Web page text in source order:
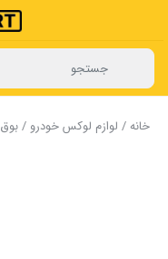
خانه/ لوازم لوکس خودرو /بوق